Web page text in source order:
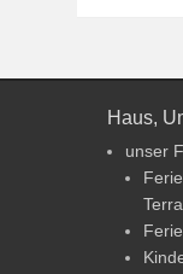
Haus,
unser